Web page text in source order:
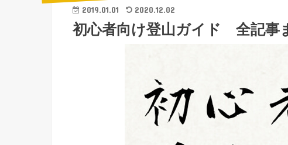
2019.01.01 2020.12.02
初心者向け登山ガイド 全記事